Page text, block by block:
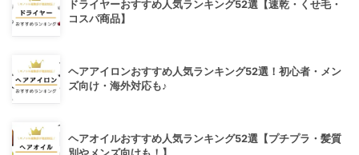
ドライヤーおすすめ人気ランキング52選【速乾・くせ毛・
コスパ商品】
ヘアアイロンおすすめ人気ランキング52選！初心者・メン
ズ向け・海外対応も♪
ヘアオイルおすすめ人気ランキング52選【プチプラ・髪質